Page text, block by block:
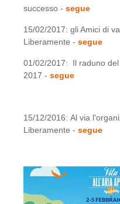
successo - segue
15/02/2017: gli Amici di
Liberamente - segue
01/02/2017: Il raduno
2017 - segue
15/12/2016: Al via
Liberamente - segue